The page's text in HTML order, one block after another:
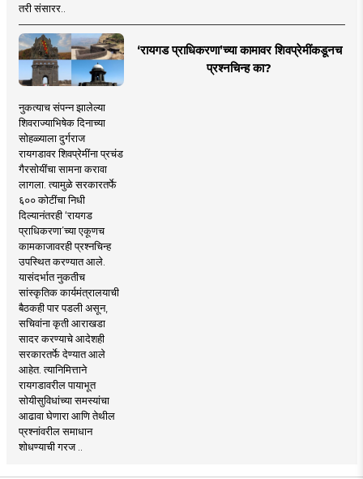
तरी संसारर..
‘रायगड प्राधिकरणा’च्या कामावर शिवप्रेमींकडूनच
प्रश्नचिन्ह का?
नुकत्याच संपन्न झालेल्या
शिवराज्याभिषेक दिनाच्या
सोहळ्याला दुर्गराज
रायगडावर शिवप्रेमींना प्रचंड
गैरसोयींचा सामना करावा
लागला. त्यामुळे सरकारतर्फे
६०० कोटींचा निधी
दिल्यानंतरही ‘रायगड
प्राधिकरणा’च्या एकूणच
कामकाजावरही प्रश्नचिन्ह
उपस्थित करण्यात आले.
यासंदर्भात नुकतीच
सांस्कृतिक कार्यमंत्रालयाची
बैठकही पार पडली असून,
सचिवांना कृती आराखडा
सादर करण्याचे आदेशही
सरकारतर्फे देण्यात आले
आहेत. त्यानिमित्ताने
रायगडावरील पायाभूत
सोयीसुविधांच्या समस्यांचा
आढावा घेणारा आणि तेथील
प्रश्नांवरील समाधान
शोधण्याची गरज ..